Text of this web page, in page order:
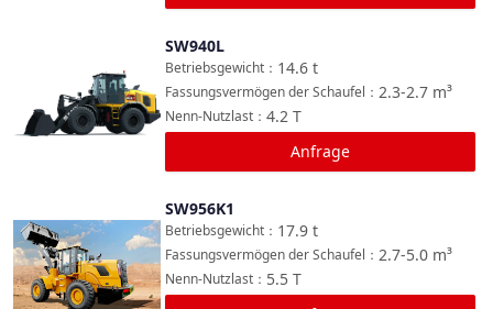
SW940L
14.6 t
Betriebsgewicht ：
2.3-2.7 m³
Fassungsvermögen der Schaufel ：
4.2 T
Nenn-Nutzlast ：
Anfrage
Vergleichen
SW956K1
17.9 t
Betriebsgewicht ：
2.7-5.0 m³
Fassungsvermögen der Schaufel ：
5.5 T
Nenn-Nutzlast ：